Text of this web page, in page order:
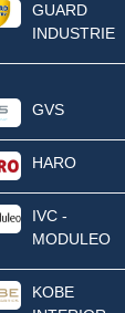
GUARD
INDUSTRIE
GVS
HARO
IVC -
MODULEO
KOBE